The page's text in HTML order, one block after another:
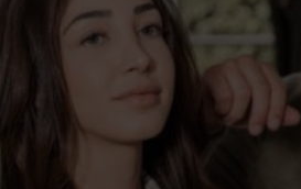
Maatwerk
Webshop